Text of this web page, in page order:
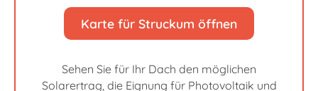
Karte für Struckum öffnen
Sehen Sie für Ihr Dach den möglichen
Solarertrag, die Eignung für Photovoltaik und